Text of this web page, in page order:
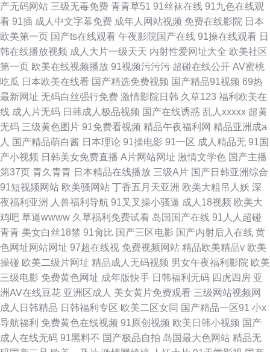
产无码网站 三级无毒免费 青青草51 91丝袜在线 91九色在线观
看 91插 成人中文字幕免费 成年人网站视频 免费在线影院 日本
欧美第一页 国产ts在线观看 午夜影院国产在线 91操在线观看 日
韩在线播放视频 成人大片一级天天 内射性爱网址大全 欧美社区
第一页 欧美在线视频播放 91视频污污污 超碰在线公开 AV蜜桃
吃瓜 日本欧美在线看 国产精选免费视频 国产精品91视频 69热
最新网址 无码白丝强行免费 激情影院日韩 久草123 福利欧美在
线 成人片无码 日韩成人极品视频 国产在线诱惑 乱人xxxxx 超黄
无码 三级黄色图片 91免费看视频 精品午夜福利网 精品亚洲成a
人 国产精品萌白酱 日本理论 91操电影 91一区 成人精品无 91国
产小视频 日韩美女免费直播 A片网站网址 激情文学色 国产主播
第37页 青久青青 日本精品在线播放 三级A片 国产日韩亚洲综合
91短视频网站 欧美骚网站 丁香五月天亚洲 欧美大粗吊人妖 深
夜福利亚洲
人兽福利导航 91叉叉操小骚逼 成人18视频 欧美大
鸡吧 草逼wwww 久草福利免费试看 岛国国产在线 91人人超碰
青青 美女白丝18禁 91肏比 国产三区电影 国产内射后入在线 黄
色网址网站网址 97超在线视 免费视频网站 精品欧美精品v 欧美
操碰 欧美二级片网址 精品成人无码视频 男女午夜福利影院 欧美
三级电影 免费黄色网址 成年版快手 日韩福利无码 四虎四房 亚
洲AV在线豆花 亚洲区成人 美女黄片免费观看 三级网站视频网
成人日韩精品 日韩福利专区 欧美二区女同 国产精品一区91 小x
导航福利 免费黄色在线视频 91原创视频 欧美日韩小视频 国产
成人在线无码 91黑料不 国产极品自拍 岛国最大色网站 精品无